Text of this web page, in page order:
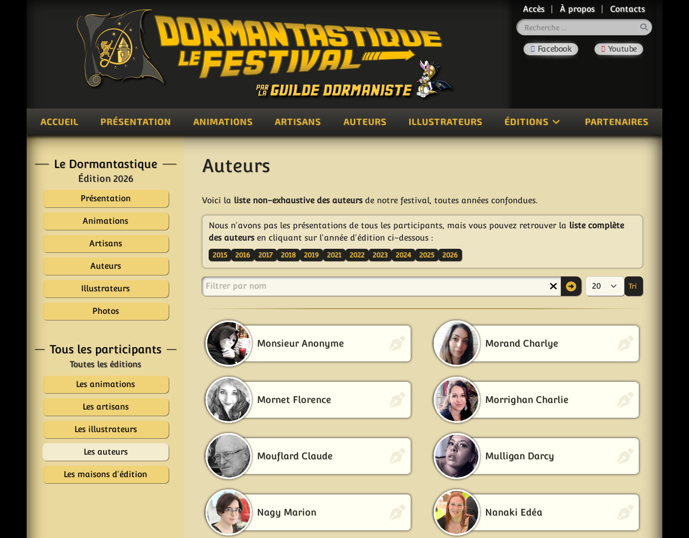
Accès À propos
Contacts
ACCUEIL PRÉSENTATION ANIMATIONS ARTISANS AUTEURS ILLUSTRATEURS ÉDITIONS PARTENAIRES
Le Dormantastique
Édition 2026
Présentation
Animations
Artisans
Auteurs
Illustrateurs
Photos
Tous les participants
Les animations
Les artisans
Les illustrateurs
Les auteurs
Les maisons d'édition
Auteurs
Voici la liste non-exhaustive des auteursde notre festival, toutes années confondues.
Nous n'avons pas les présentations de tous les participants, mais vous pouvez retrouver la liste complète
des auteursen cliquant sur l'année d'édition ci-dessous :
2015 2016 2017 2018 2019 2021 2022 2023 2024 2025 2026
Filtrer par nom
Afficher #
Tri
Monsieur Anonyme Morand Charlye
Mornet Florence Morrighan Charlie
Mouflard Claude Mulligan Darcy
Nagy Marion Nanaki Edéa